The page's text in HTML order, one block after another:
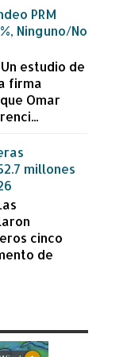
PRM
Ninguno/No
Un estudio de
firma
Omar
millones
cinco
de